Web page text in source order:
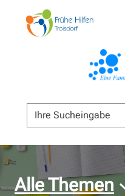
© Bildnachweis
Alle Themen